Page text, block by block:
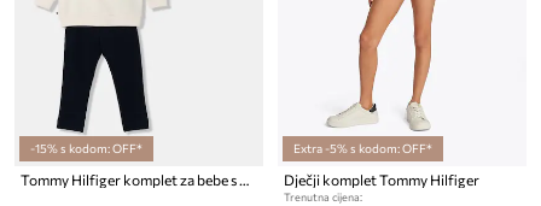
-15% s kodom: OFF*
Tommy Hilfiger komplet za bebe s pamukom
Extra -5% s kodom: OFF*
Dječji komplet Tommy Hilfiger
Trenutna cijena: